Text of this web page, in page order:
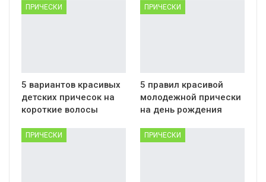
ПРИЧЕСКИ
5 вариантов красивых
детских причесок на
короткие волосы
ПРИЧЕСКИ
5 правил красивой
молодежной прически
на день рождения
ПРИЧЕСКИ ПРИЧЕСКИ